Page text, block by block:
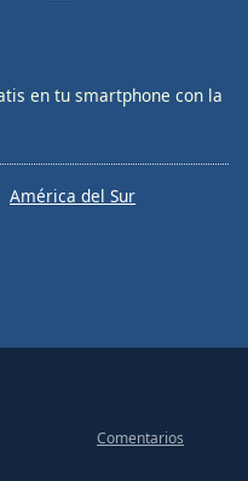
en tu smartphone con la
América del Sur
Comentarios